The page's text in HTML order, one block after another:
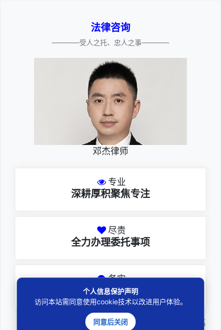
法律咨询
————受人之托、忠人之事————
邓杰律师
专业
深耕厚积聚焦专注
尽责
全力办理委托事项
务实
扎实维护合法权益
邓杰律师，法律硕士，执业于北京市炜
个人信息保护声明
访问本站需同意使用cookie技术以改进用户体验。
同意后关闭